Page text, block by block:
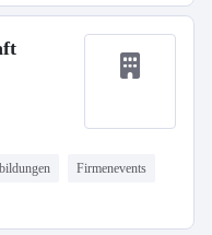
Firmenevents